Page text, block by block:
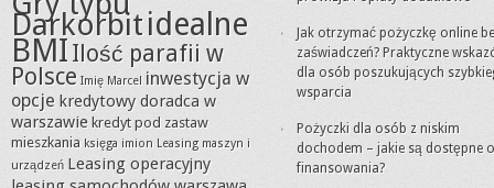
Darkorbitidealne
BMIIlość parafii w
Polsce Imię Marcel inwestycja w
opcje kredytowy doradca w
warszawie kredyt pod zastaw
mieszkania księga imion Leasing maszyn i
urządzeń Leasing operacyjny
Jak otrzymać pożyczkę online
zaświadczeń? Praktyczne
dla osób poszukujących
wsparcia
Pożyczki dla osób z niskim
dochodem – jakie są dostępne
finansowania?